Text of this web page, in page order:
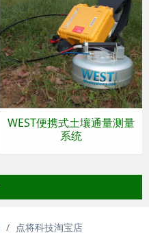
WEST便携式土壤通量测量
系统
点将科技淘宝店